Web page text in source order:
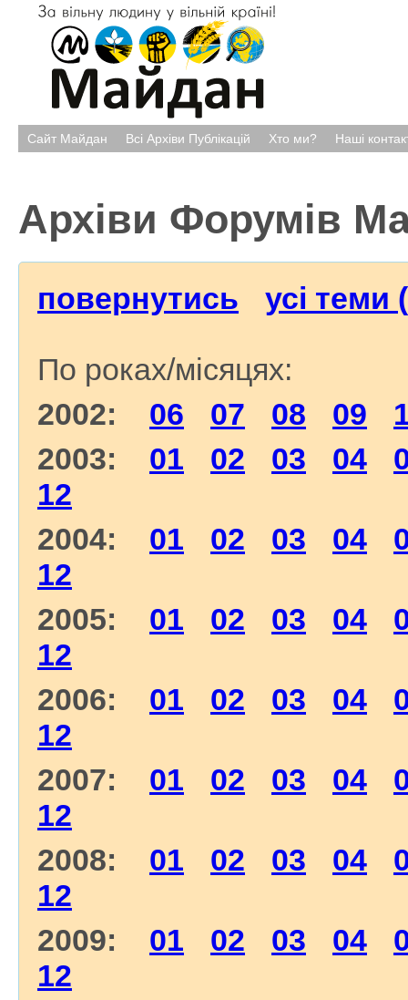
Сайт Майдан Всі Архіви Публікацій Хто ми? Наші
Архіви Форумів
повернутись усі теми
По роках/місяцях:
2002: 06 07 08 09
2003: 01 02 03 04
12
2004: 01 02 03 04
12
2005: 01 02 03 04
12
2006: 01 02 03 04
12
2007: 01 02 03 04
12
2008: 01 02 03 04
12
2009: 01 02 03 04
12